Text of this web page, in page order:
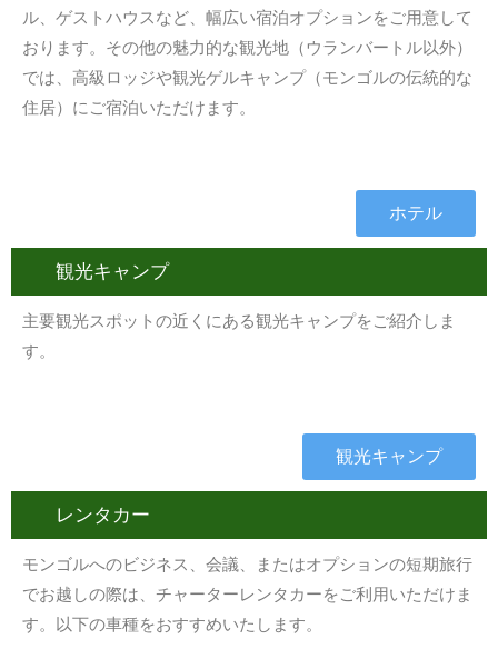
ル、ゲストハウスなど、幅広い宿泊オプションをご用意して
おります。その他の魅力的な観光地（ウランバートル以外）
では、高級ロッジや観光ゲルキャンプ（モンゴルの伝統的な
住居）にご宿泊いただけます。
ホテル
観光キャンプ
主要観光スポットの近くにある観光キャンプをご紹介しま
す。
観光キャンプ
レンタカー
モンゴルへのビジネス、会議、またはオプションの短期旅行
でお越しの際は、チャーターレンタカーをご利用いただけま
す。以下の車種をおすすめいたします。